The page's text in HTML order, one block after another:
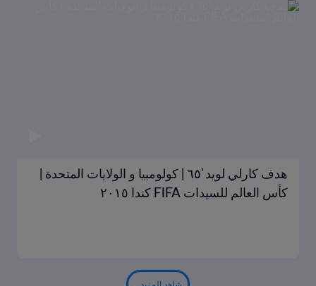
هدف كارلي لويد '٦٥ | كولومبيا و الولايات المتحدة |
كأس العالم للسيدات FIFA كندا ٢٠١٥